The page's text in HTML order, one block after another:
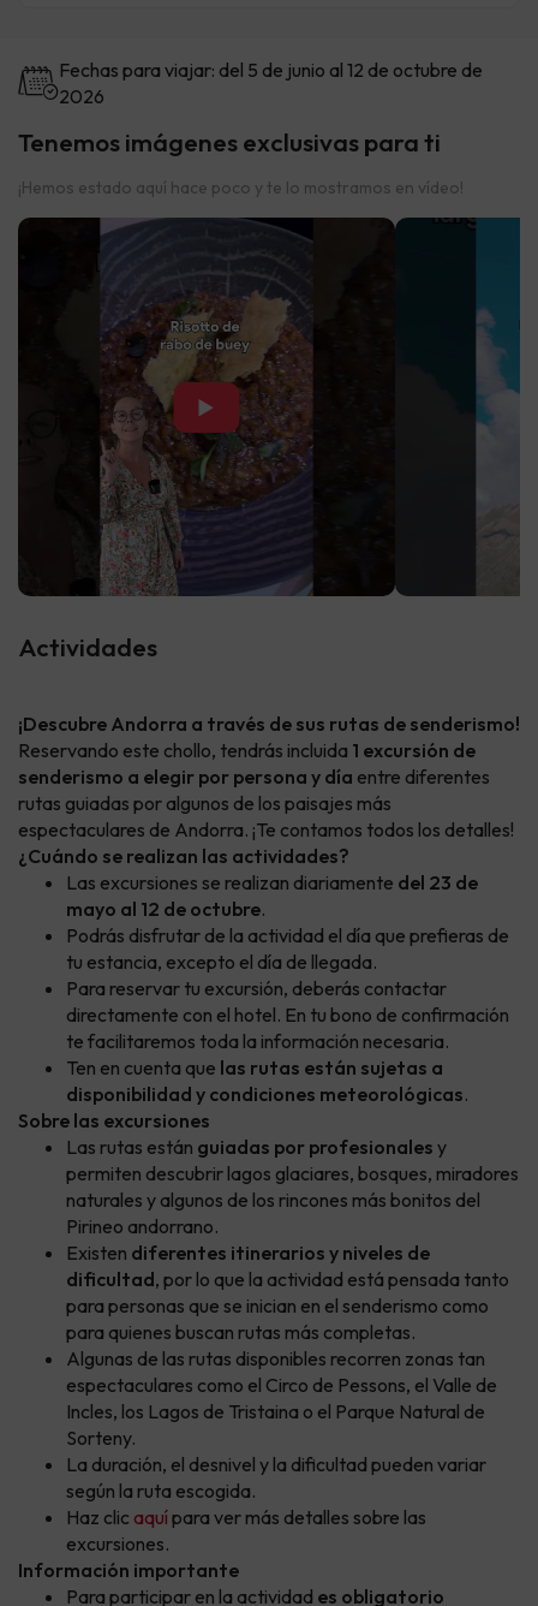
Fechas para viajar: del 5 de junio al 12 de octubre de
2026
Tenemos imágenes exclusivas para ti
¡Hemos estado aquí hace poco y te lo mostramos en vídeo!
▶
Actividades
¡Descubre Andorra a través de sus rutas de senderismo!
Reservando este chollo, tendrás incluida 1 excursión de
senderismo a elegir por persona y día entre diferentes
rutas guiadas por algunos de los paisajes más
espectaculares de Andorra. ¡Te contamos todos los detalles!
¿Cuándo se realizan las actividades?
Las excursiones se realizan diariamente del 23 de
mayo al 12 de octubre.
Podrás disfrutar de la actividad el día que prefieras de
tu estancia, excepto el día de llegada.
Para reservar tu excursión, deberás contactar
directamente con el hotel. En tu bono de confirmación
te facilitaremos toda la información necesaria.
Ten en cuenta que las rutas están sujetas a
disponibilidad y condiciones meteorológicas.
Sobre las excursiones
Las rutas están guiadas por profesionales y
permiten descubrir lagos glaciares, bosques, miradores
naturales y algunos de los rincones más bonitos del
Pirineo andorrano.
Existen diferentes itinerarios y niveles de
dificultad, por lo que la actividad está pensada tanto
para personas que se inician en el senderismo como
para quienes buscan rutas más completas.
Algunas de las rutas disponibles recorren zonas tan
espectaculares como el Circo de Pessons, el Valle de
Incles, los Lagos de Tristaina o el Parque Natural de
Sorteny.
La duración, el desnivel y la dificultad pueden variar
según la ruta escogida.
Haz clic aquípara ver más detalles sobre las
excursiones.
Información importante
Para participar en la actividad es obligatorio